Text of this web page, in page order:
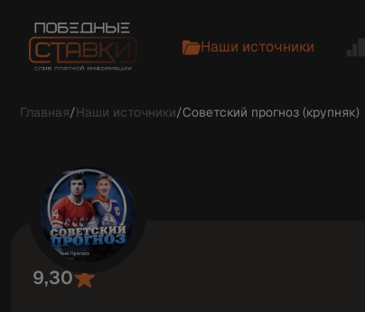
Наши источники
Главная/Наши источники/Советский прогноз (крупняк)
9,30